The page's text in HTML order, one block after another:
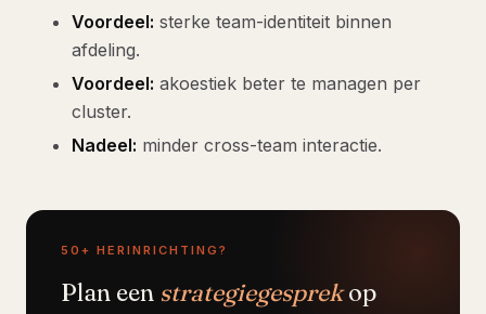
Voordeel: sterke team-identiteit binnen
afdeling.
Voordeel: akoestiek beter te managen per
cluster.
Nadeel: minder cross-team interactie.
50+ HERINRICHTING?
Plan een strategiegesprekop